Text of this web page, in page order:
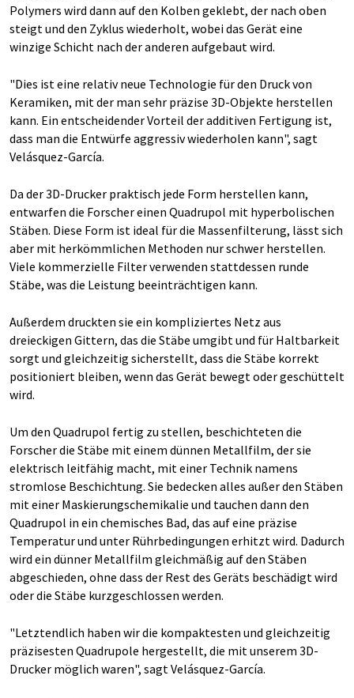
Polymers wird dann auf den Kolben geklebt, der nach oben
steigt und den Zyklus wiederholt, wobei das Gerät eine
winzige Schicht nach der anderen aufgebaut wird.
"Dies ist eine relativ neue Technologie für den Druck von
Keramiken, mit der man sehr präzise 3D-Objekte herstellen
kann. Ein entscheidender Vorteil der additiven Fertigung ist,
dass man die Entwürfe aggressiv wiederholen kann", sagt
Velásquez-García.
Da der 3D-Drucker praktisch jede Form herstellen kann,
entwarfen die Forscher einen Quadrupol mit hyperbolischen
Stäben. Diese Form ist ideal für die Massenfilterung, lässt sich
aber mit herkömmlichen Methoden nur schwer herstellen.
Viele kommerzielle Filter verwenden stattdessen runde
Stäbe, was die Leistung beeinträchtigen kann.
Außerdem druckten sie ein kompliziertes Netz aus
dreieckigen Gittern, das die Stäbe umgibt und für Haltbarkeit
sorgt und gleichzeitig sicherstellt, dass die Stäbe korrekt
positioniert bleiben, wenn das Gerät bewegt oder geschüttelt
wird.
Um den Quadrupol fertig zu stellen, beschichteten die
Forscher die Stäbe mit einem dünnen Metallfilm, der sie
elektrisch leitfähig macht, mit einer Technik namens
stromlose Beschichtung. Sie bedecken alles außer den Stäben
mit einer Maskierungschemikalie und tauchen dann den
Quadrupol in ein chemisches Bad, das auf eine präzise
Temperatur und unter Rührbedingungen erhitzt wird. Dadurch
wird ein dünner Metallfilm gleichmäßig auf den Stäben
abgeschieden, ohne dass der Rest des Geräts beschädigt wird
oder die Stäbe kurzgeschlossen werden.
"Letztendlich haben wir die kompaktesten und gleichzeitig
präzisesten Quadrupole hergestellt, die mit unserem 3D-
Drucker möglich waren", sagt Velásquez-García.